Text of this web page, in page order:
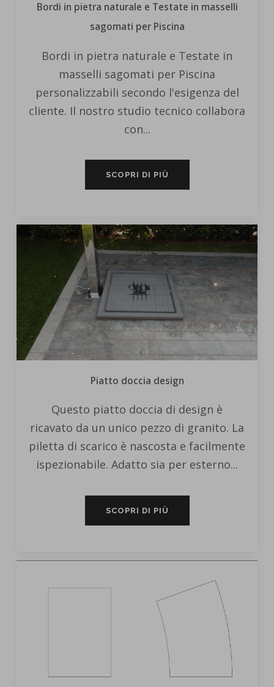
Bordi in pietra naturale e Testate in masselli
sagomati per Piscina
Bordi in pietra naturale e Testate in
masselli sagomati per Piscina
personalizzabili secondo l'esigenza del
cliente. Il nostro studio tecnico collabora
con...
SCOPRI DI PIÙ
Piatto doccia design
Questo piatto doccia di design è
ricavato da un unico pezzo di granito. La
piletta di scarico è nascosta e facilmente
ispezionabile. Adatto sia per esterno...
SCOPRI DI PIÙ